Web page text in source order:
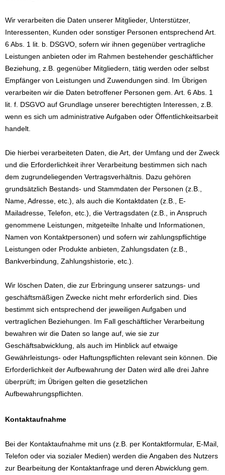
Wir verarbeiten die Daten unserer Mitglieder, Unterstützer,
Interessenten, Kunden oder sonstiger Personen entsprechend Art.
6 Abs. 1 lit. b. DSGVO, sofern wir ihnen gegenüber vertragliche
Leistungen anbieten oder im Rahmen bestehender geschäftlicher
Beziehung, z.B. gegenüber Mitgliedern, tätig werden oder selbst
Empfänger von Leistungen und Zuwendungen sind. Im Übrigen
verarbeiten wir die Daten betroffener Personen gem. Art. 6 Abs. 1
lit. f. DSGVO auf Grundlage unserer berechtigten Interessen, z.B.
wenn es sich um administrative Aufgaben oder Öffentlichkeitsarbeit
handelt.
Die hierbei verarbeiteten Daten, die Art, der Umfang und der Zweck
und die Erforderlichkeit ihrer Verarbeitung bestimmen sich nach
dem zugrundeliegenden Vertragsverhältnis. Dazu gehören
grundsätzlich Bestands- und Stammdaten der Personen (z.B.,
Name, Adresse, etc.), als auch die Kontaktdaten (z.B., E-
Mailadresse, Telefon, etc.), die Vertragsdaten (z.B., in Anspruch
genommene Leistungen, mitgeteilte Inhalte und Informationen,
Namen von Kontaktpersonen) und sofern wir zahlungspflichtige
Leistungen oder Produkte anbieten, Zahlungsdaten (z.B.,
Bankverbindung, Zahlungshistorie, etc.).
Wir löschen Daten, die zur Erbringung unserer satzungs- und
geschäftsmäßigen Zwecke nicht mehr erforderlich sind. Dies
bestimmt sich entsprechend der jeweiligen Aufgaben und
vertraglichen Beziehungen. Im Fall geschäftlicher Verarbeitung
bewahren wir die Daten so lange auf, wie sie zur
Geschäftsabwicklung, als auch im Hinblick auf etwaige
Gewährleistungs- oder Haftungspflichten relevant sein können. Die
Erforderlichkeit der Aufbewahrung der Daten wird alle drei Jahre
überprüft; im Übrigen gelten die gesetzlichen
Aufbewahrungspflichten.
Kontaktaufnahme
Bei der Kontaktaufnahme mit uns (z.B. per Kontaktformular, E-Mail,
Telefon oder via sozialer Medien) werden die Angaben des Nutzers
zur Bearbeitung der Kontaktanfrage und deren Abwicklung gem.